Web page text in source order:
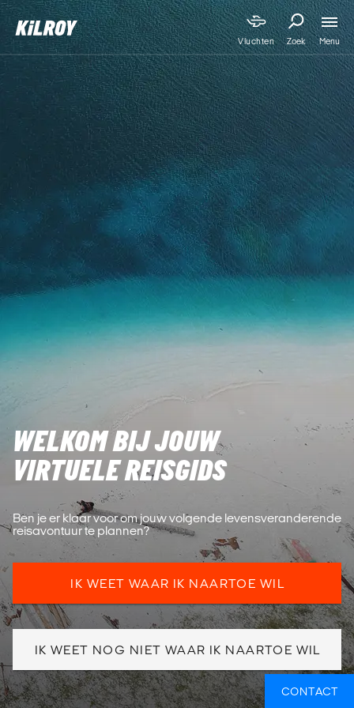
Vluchten Zoek Menu
WELKOM BIJ JOUW
VIRTUELE REISGIDS
Ben je er klaar voor om jouw volgende levensveranderende
reisavontuur te plannen?
IK WEET WAAR IK NAARTOE WIL
IK WEET NOG NIET WAAR IK NAARTOE WIL
CONTACT